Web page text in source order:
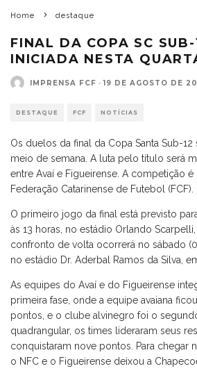
Home destaque
FINAL DA COPA SC SUB-
INICIADA NESTA
IMPRENSA FCF · 19 DE AGOSTO DE
DESTAQUE FCF NOTÍCIAS
Os duelos da final da Copa Santa Sub-
meio de semana. A luta pelo título será
entre Avaí e Figueirense. A competição
Federação Catarinense de Futebol (FCF).
O primeiro jogo da final está previsto
às 13 horas, no estádio Orlando
confronto de volta ocorrerá no sábado
no estádio Dr. Aderbal Ramos da Silva,
As equipes do Avaí e do Figueirense
primeira fase, onde a equipe avaiana
pontos, e o clube alvinegro foi o
quadrangular, os times lideraram seus
conquistaram nove pontos. Para chegar
o NFC e o Figueirense deixou a